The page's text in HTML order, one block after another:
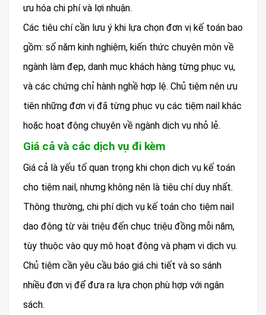
ưu hóa chi phí và lợi nhuận.
Các tiêu chí cần lưu ý khi lựa chọn đơn vị kế toán bao
gồm: số năm kinh nghiệm, kiến thức chuyên môn về
ngành làm đẹp, danh mục khách hàng từng phục vụ,
và các chứng chỉ hành nghề hợp lệ. Chủ tiệm nên ưu
tiên những đơn vị đã từng phục vụ các tiệm nail khác
hoặc hoạt động chuyên về ngành dịch vụ nhỏ lẻ.
Giá cả và các dịch vụ đi kèm
Giá cả là yếu tố quan trọng khi chọn dịch vụ kế toán
cho tiệm nail, nhưng không nên là tiêu chí duy nhất.
Thông thường, chi phí dịch vụ kế toán cho tiệm nail
dao động từ vài triệu đến chục triệu đồng mỗi năm,
tùy thuộc vào quy mô hoạt động và phạm vi dịch vụ.
Chủ tiệm cần yêu cầu báo giá chi tiết và so sánh
nhiều đơn vị để đưa ra lựa chọn phù hợp với ngân
sách.